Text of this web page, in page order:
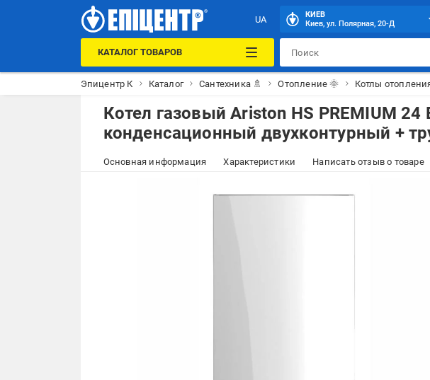
UA
КИЕВ
Киев, ул. Полярная, 20-Д
КАТАЛОГ ТОВАРОВ
Эпицентр К Каталог Сантехника 🚿 Отопление 🌞 Котлы
Котел газовый Ariston HS PREMIUM 24
конденсационный двухконтурный +
Основная информация Характеристики Написать отзыв о товаре